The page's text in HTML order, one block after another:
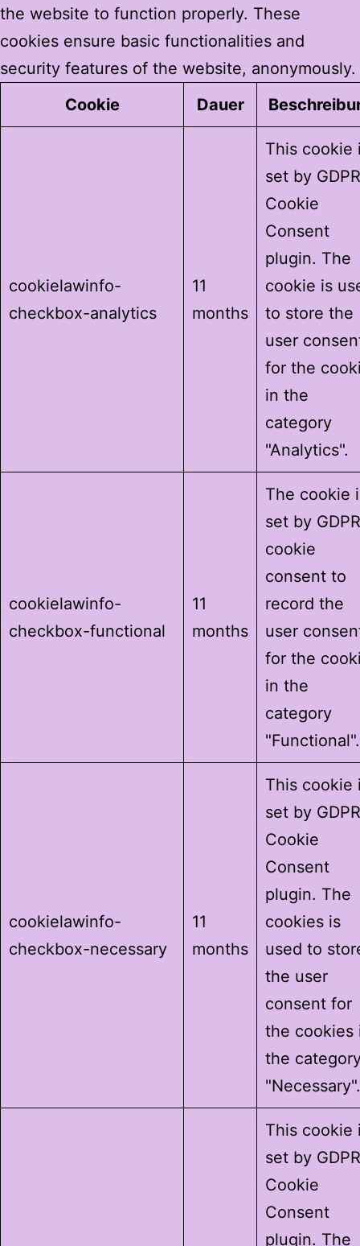
the website to function properly. These
cookies ensure basic functionalities and
security features of the website, anonymously.
Cookie
Dauer
cookielawinfo-
checkbox-analytics
11
months
This cookie
set by GDPR
Cookie
Consent
plugin. The
cookie is
to store the
user
for the
in the
category
"Analytics".
cookielawinfo-
checkbox-functional
11
months
The cookie
set by GDPR
cookie
consent to
record the
user
for the
in the
category
"Functional".
cookielawinfo-
checkbox-necessary
11
months
This cookie
set by GDPR
Cookie
Consent
plugin. The
cookies is
used to
the user
consent for
the cookies
the
"Necessary".
This cookie
set by GDPR
Cookie
Consent
plugin. The